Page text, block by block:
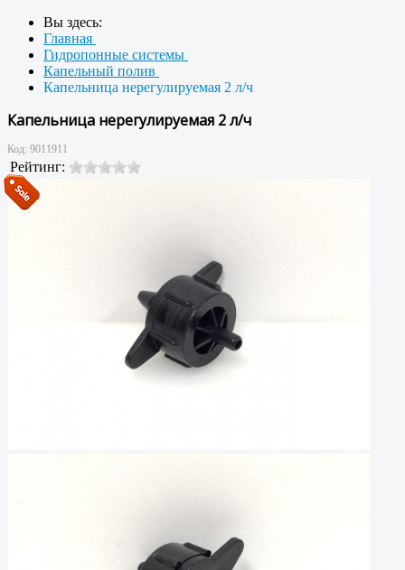
Вы здесь:
Главная
Гидропонные системы
Капельный полив
Капельница нерегулируемая 2 л/ч
Капельница нерегулируемая 2 л/ч
Код: 9011911
Рейтинг: